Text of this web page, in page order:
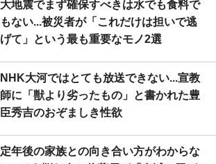
大地震でまず確保すべきは水でも食料で
もない...被災者が「これだけは担いで逃
げて」という最も重要なモノ2選
NHK大河ではとても放送できない...宣教
師に「獣より劣ったもの」と書かれた豊
臣秀吉のおぞましき性欲
定年後の家族との向き合い方がわからな